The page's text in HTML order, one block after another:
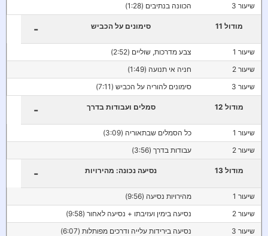
שיעור 3
הכוונה בנתיבים (1:28)
מודול 11 סימונים על הכביש -
שיעור 1
צבע מדרכות, שוליים (2:52)
שיעור 2
חניה אי תנועה (1:49)
שיעור 3
סימונים להוריה על הכביש (7:11)
מודול 12 סמלים ועבודות בדרך -
שיעור 1
כל הסמלים שבתאוריה (3:09)
שיעור 2
עבודות בדרך (3:56)
מודול 13 נסיעה נכונה: מהירויות -
שיעור 1
מהירויות נסיעה (9:56)
שיעור 2
נסיעה בימין ועזיבתו + נסיעה לאחור (9:58)
שיעור 3
נסיעה בירידות עלייה ודרכים מפותלות (6:07)